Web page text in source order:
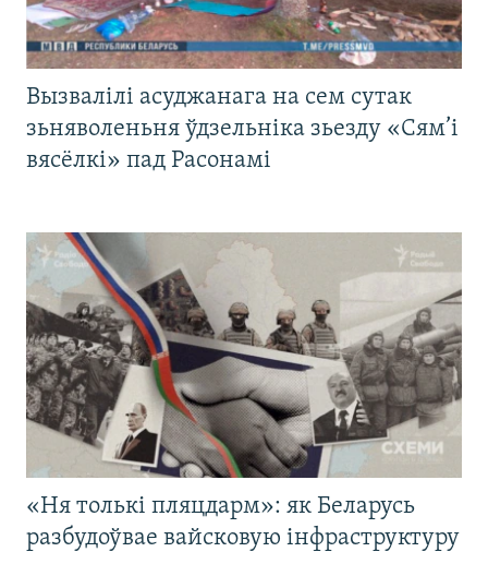
Вызвалілі асуджанага на сем сутак
зьняволеньня ўдзельніка зьезду «Сям’і
вясёлкі» пад Расонамі
«Ня толькі пляцдарм»: як Беларусь
разбудоўвае вайсковую інфраструктуру